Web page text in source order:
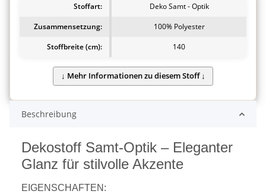
Stoffart:
Deko Samt - Optik
Zusammensetzung:
100% Polyester
Stoffbreite (cm):
140
Beschreibung
Dekostoff Samt-Optik – Eleganter
Glanz für stilvolle Akzente
EIGENSCHAFTEN: